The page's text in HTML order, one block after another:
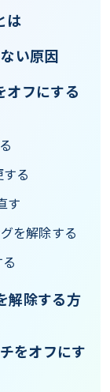
は
い原因
フにする
る
す
を解除する
解除する方
をオフにす